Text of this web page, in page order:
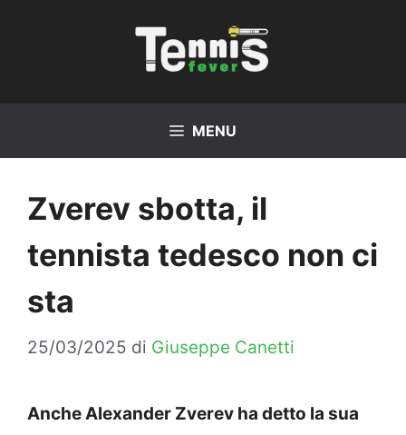
MENU
Zverev sbotta, il
tennista tedesco non ci
sta
25/03/2025 di Giuseppe Canetti
Anche Alexander Zverev ha detto la sua